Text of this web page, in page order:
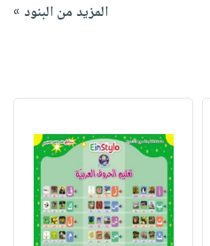
المزيد من البنود »